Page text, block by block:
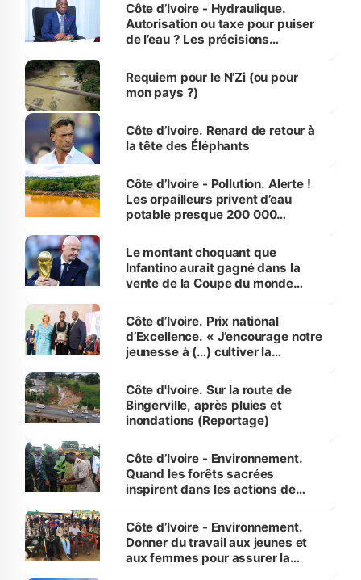
Côte d’Ivoire - Hydraulique.
Autorisation ou taxe pour puiser
de l’eau ? Les précisions
Requiem pour le N’Zi (ou pour
mon pays ?)
Côte d’Ivoire. Renard de retour à
la tête des Éléphants
Côte d’Ivoire - Pollution. Alerte !
Les orpailleurs privent d’eau
potable presque 200 000
Le montant choquant que
Infantino aurait gagné dans la
vente de la Coupe du monde
Côte d’Ivoire. Prix national
d’Excellence. « J’encourage notre
jeunesse à (…) cultiver la
(Alassane Ouattara
Côte d'Ivoire. Sur la route de
Bingerville, après pluies et
inondations (Reportage)
Côte d’Ivoire - Environnement.
Quand les forêts sacrées
inspirent dans les actions de
Côte d’Ivoire - Environnement.
Donner du travail aux jeunes et
aux femmes pour assurer la